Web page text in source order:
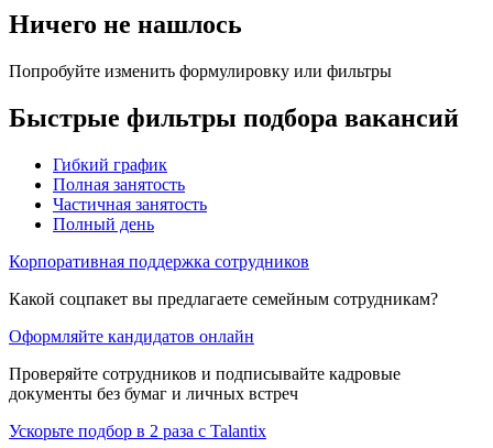
Ничего не нашлось
Попробуйте изменить формулировку или фильтры
Быстрые фильтры подбора вакансий
Гибкий график
Полная занятость
Частичная занятость
Полный день
Корпоративная поддержка сотрудников
Какой соцпакет вы предлагаете семейным сотрудникам?
Оформляйте кандидатов онлайн
Проверяйте сотрудников и подписывайте кадровые
документы без бумаг и личных встреч
Ускорьте подбор в 2 раза с Talantix